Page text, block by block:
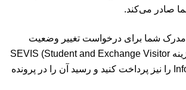
صادر می‌کند.
مدرک شما برای درخواست تغییر وضعیت
است. سپس باید هزینه SEVIS (Student and Exchange Visitor
Information System) را نیز پرداخت کنید و رسید آن را در پرونده